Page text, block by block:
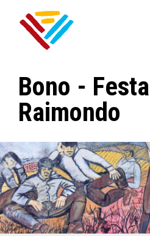
Bono -
Raimondo